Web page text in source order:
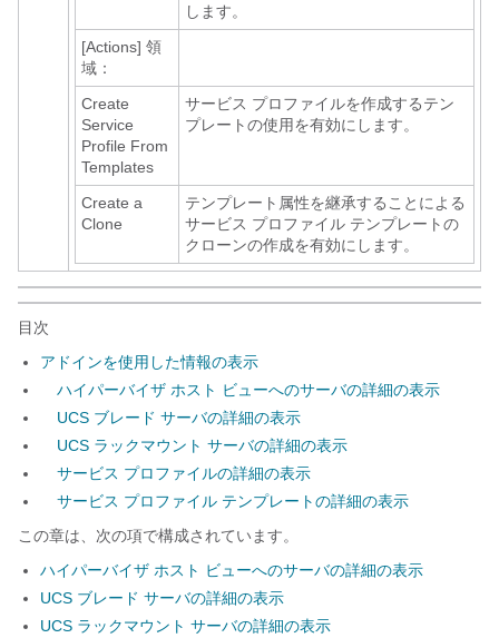
します。
[Actions] 領
域：
Create
Service
Profile From
Templates
サービス プロファイルを作成するテン
プレートの使用を有効にします。
Create a
Clone
テンプレート属性を継承することによる
サービス プロファイル テンプレートの
クローンの作成を有効にします。
目次
アドインを使用した情報の表示
ハイパーバイザ ホスト ビューへのサーバの詳細の表示
UCS ブレード サーバの詳細の表示
UCS ラックマウント サーバの詳細の表示
サービス プロファイルの詳細の表示
サービス プロファイル テンプレートの詳細の表示
この章は、次の項で構成されています。
ハイパーバイザ ホスト ビューへのサーバの詳細の表示
UCS ブレード サーバの詳細の表示
UCS ラックマウント サーバの詳細の表示